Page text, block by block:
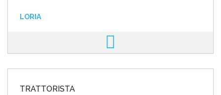
LORIA
TRATTORISTA